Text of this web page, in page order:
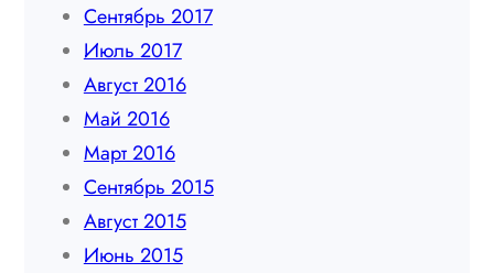
Сентябрь 2017
Июль 2017
Август 2016
Май 2016
Март 2016
Сентябрь 2015
Август 2015
Июнь 2015